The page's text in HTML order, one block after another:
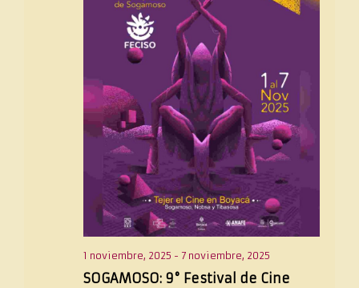
SOGAMOSO: 9° Festival de Cine
1 noviembre, 2025 - 7 noviembre, 2025